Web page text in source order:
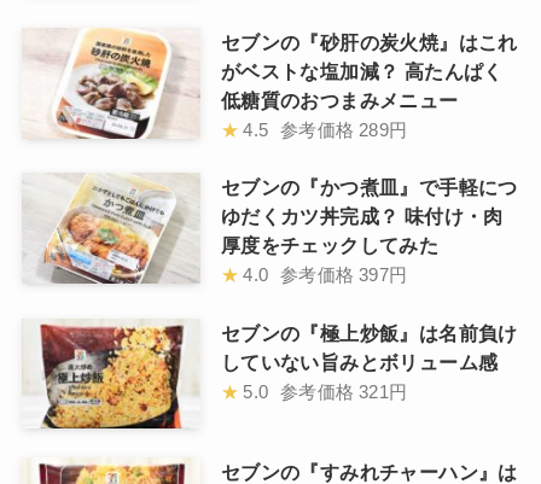
セブンの『砂肝の炭火焼』はこれ
がベストな塩加減？ 高たんぱく
低糖質のおつまみメニュー
★ 4.5 参考価格 289円
セブンの『かつ煮皿』で手軽につ
ゆだくカツ丼完成？ 味付け・肉
厚度をチェックしてみた
★ 4.0 参考価格 397円
セブンの『極上炒飯』は名前負け
していない旨みとボリューム感
★ 5.0 参考価格 321円
セブンの『すみれチャーハン』は